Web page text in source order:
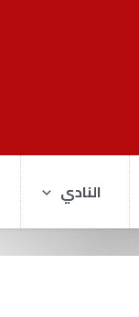
النادي